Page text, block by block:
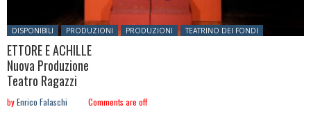
Posted in:
DISPONIBILI PRODUZIONI PRODUZIONI TEATRINO DEI FONDI
ETTORE E ACHILLE
Nuova Produzione
Teatro Ragazzi
byEnrico Falaschi Comments are off